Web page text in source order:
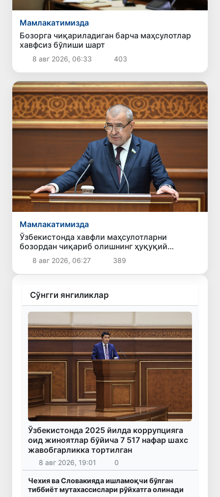
Мамлакатимизда
Бозорга чиқариладиган барча маҳсулотлар
хавфсиз бўлиши шарт
8 авг 2026, 06:33 403
Мамлакатимизда
Ўзбекистонда хавфли маҳсулотларни
бозордан чиқариб олишнинг ҳуқуқий
механизми белгиланади
8 авг 2026, 06:27 389
Сўнгги янгиликлар
Ўзбекистонда 2025 йилда коррупцияга
оид жиноятлар бўйича 7 517 нафар шахс
жавобгарликка тортилган
8 авг 2026, 19:01 0
Чехия ва Словакияда ишламоқчи бўлган
тиббиёт мутахассислари рўйхатга олинади